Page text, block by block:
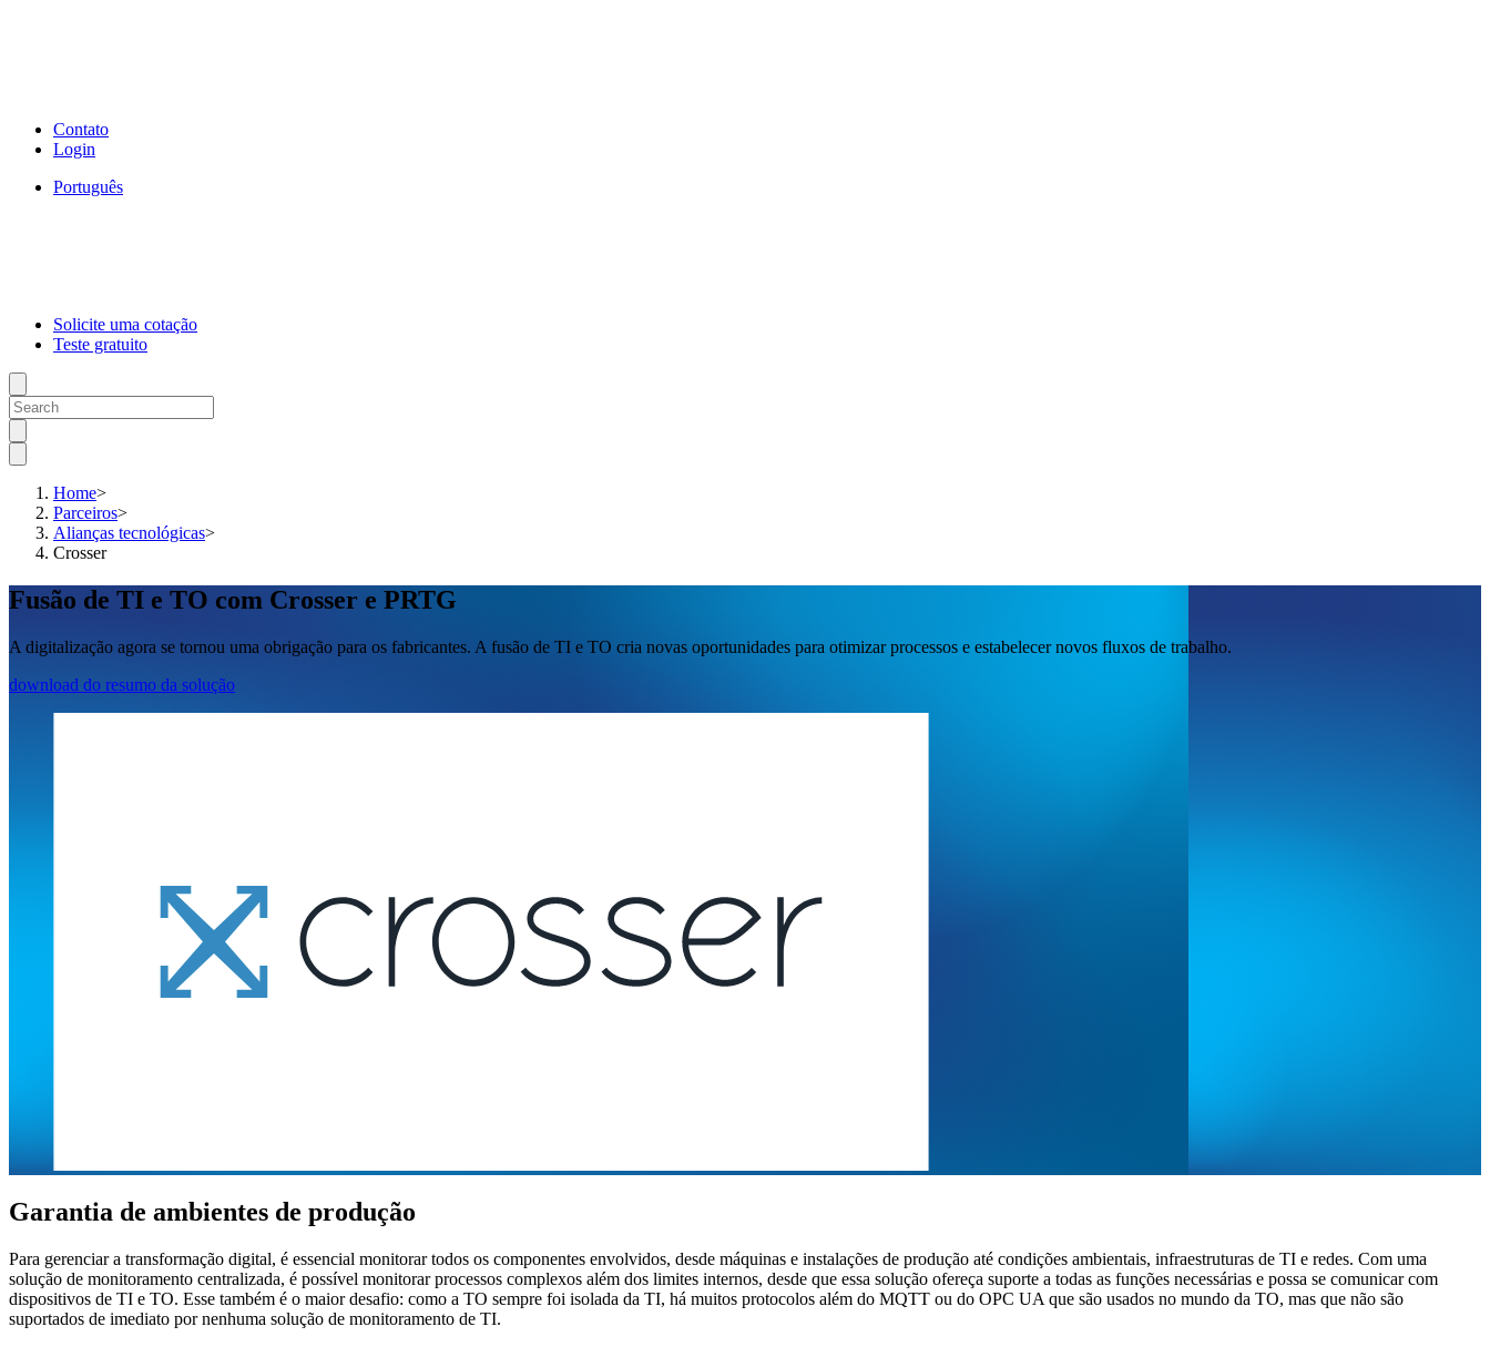
Contato
Login
Português
Solicite uma cotação
Teste gratuito
Home>
Parceiros>
Alianças tecnológicas>
Crosser
Fusão de TI e TO com Crosser e PRTG
A digitalização agora se tornou uma obrigação para os fabricantes. A fusão de TI e TO cria novas oportunidades para otimizar processos e estabelecer novos fluxos de trabalho.
download do resumo da solução
Garantia de ambientes de produção
Para gerenciar a transformação digital, é essencial monitorar todos os componentes envolvidos, desde máquinas e instalações de produção até condições ambientais, infraestruturas de TI e redes. Com uma
solução de monitoramento centralizada, é possível monitorar processos complexos além dos limites internos, desde que essa solução ofereça suporte a todas as funções necessárias e possa se comunicar com
dispositivos de TI e TO. Esse também é o maior desafio: como a TO sempre foi isolada da TI, há muitos protocolos além do MQTT ou do OPC UA que são usados no mundo da TO, mas que não são
suportados de imediato por nenhuma solução de monitoramento de TI.